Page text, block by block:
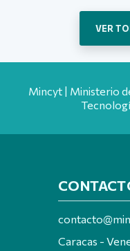
VER
Mincyt | Ministerio
Caracas -